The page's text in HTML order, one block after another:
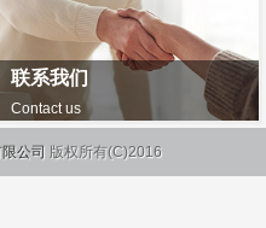
联系我们
Contact us
公司 版权所有(C)2016